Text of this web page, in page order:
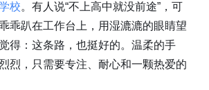
校。有人说“不上高中就没前途”，可
乖趴在工作台上，用湿漉漉的眼睛望
得：这条路，也挺好的。温柔的手
烈，只需要专注、耐心和一颗热爱的